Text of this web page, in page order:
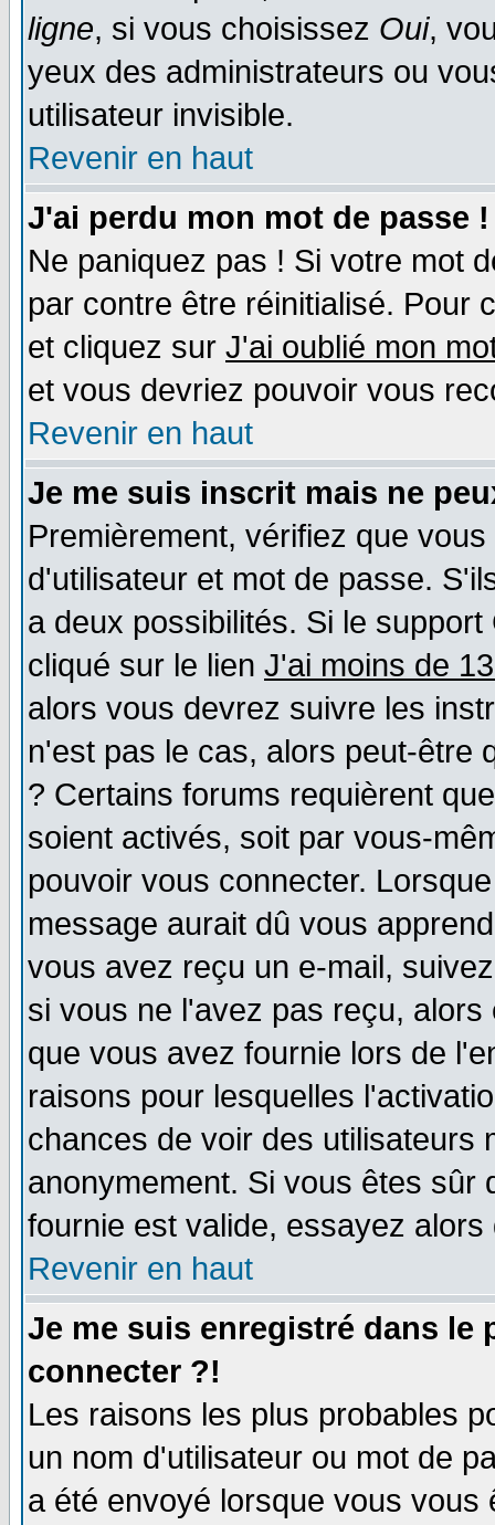
ligne, si vous choisissez Oui,
yeux des administrateurs ou
utilisateur invisible.
Revenir en haut
J'ai perdu mon mot de passe !
Ne paniquez pas ! Si votre mot
par contre être réinitialisé. Pour
et cliquez sur J'ai oublié mon
et vous devriez pouvoir vous
Revenir en haut
Je me suis inscrit mais ne
Premièrement, vérifiez que
d'utilisateur et mot de passe.
a deux possibilités. Si le
cliqué sur le lien J'ai moins de
alors vous devrez suivre les
n'est pas le cas, alors peut-être
? Certains forums requièrent
soient activés, soit par vous-
pouvoir vous connecter.
message aurait dû vous
vous avez reçu un e-mail,
si vous ne l'avez pas reçu,
que vous avez fournie lors de
raisons pour lesquelles
chances de voir des utilisateurs
anonymement. Si vous êtes sûr
fournie est valide, essayez
Revenir en haut
Je me suis enregistré dans le
connecter ?!
Les raisons les plus probables
un nom d'utilisateur ou mot de
a été envoyé lorsque vous